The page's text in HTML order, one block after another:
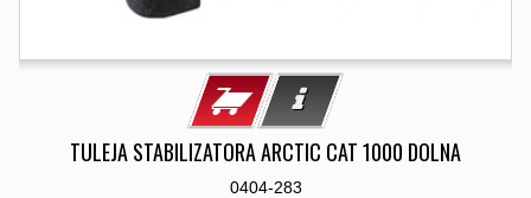
TULEJA STABILIZATORA ARCTIC CAT 1000 DOLNA
0404-283